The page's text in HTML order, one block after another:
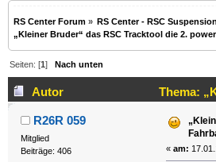
RS Center Forum » RS Center - RSC
„Kleiner Bruder“ das RSC Tracktool die 2.
Seiten: [1] Nach unten
Autor Thema:
R26R 059
Mitglied
Beiträge: 406
«am: